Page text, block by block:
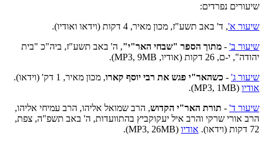
שיעורים נפרדים:
שיעור א', ד' באב תשע"ז, מכון מאיר, 4 דקות (וידאו ואודיו).
שיעור ב' - מתוך הספר "שבחי האר"י", ה' באב תשע"ז, ביה"כ "בית
יהודה", י-ם, 26 דקות (אודיו, MP3, 9MB).
שיעור ג' - כשהאר"י פגש את רבי יוסף קארו, מכון מאיר, 1 דק' (וידאו).
אודיו (MP3, 1MB).
שיעור ד' - תורת האר"י הקדוש, הרב שמואל אליהו, הרב עמיחי אליהו,
הרב אורי שרקי והרב איל יעקוקביץ בהתוועדות, ה' באב תשפ"ה, צפת,
72 דקות (וידאו).
אודיו (MP3, 26MB).